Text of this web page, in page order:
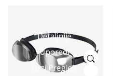
Detaljnije
Uporedi
Brzi Pregled